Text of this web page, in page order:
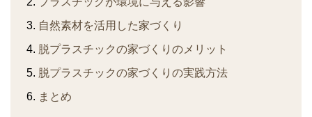
自然素材を活用した家づくり
脱プラスチックの家づくりのメリット
脱プラスチックの家づくりの実践方法
まとめ